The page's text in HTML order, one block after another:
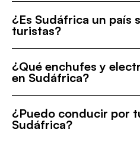
¿Es Sudáfrica un país
turistas?
¿Qué enchufes y
en Sudáfrica?
¿Puedo conducir por
Sudáfrica?